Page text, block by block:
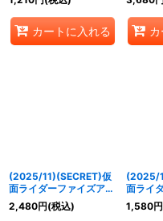
CP06}《緑》
カートに入れる
SEC】
《多》
カ
(2025/11)(SECRET)仮
面ライダーファイズアク
セルフォーム[5]【R-
SEC】{CB34-009}
2,480円(税込)
(2025/
面ライ
ジング
SEC】
1,580円